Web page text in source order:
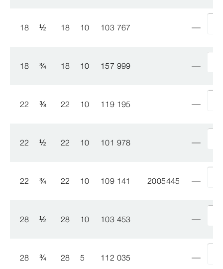
18 ½ 18 10 103 767
18 ¾ 18 10 157 999
22 ⅜ 22 10 119 195
22 ½ 22 10 101 978
22 ¾ 22 10 109 141 2005445
28 ½ 28 10 103 453
28 ¾ 28 5 112 035